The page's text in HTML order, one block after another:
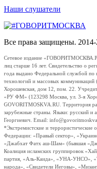
Наши слушатели
Все права защищены.
Сетевое издание
лиц старше 16 лет. Свидетельство о
года выдано Федеральной службой по
технологий и массовых
Хорошевская, дом 12, пом. 22.
«РУ ФМ» (123298 Москва, ул. 3-я
GOVORITMOSKVA.RU. Территория
зарубежные страны. Языки: русский и
Георгиевич. Email:
*Экстремистские и террористические
Федерации: «Правый сектор»,
«Джабхат Фатх аш-Шам» (бывшая
Коалиция исламских группировок
партия, «Аль-Каида», «УНА-УНСО»,
народа», «Свидетели Иеговы»,